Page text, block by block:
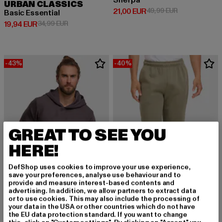
URBAN CLASSICS
Basic Essential
19,94 EUR
Derzeitiger Preis: 19,94 EUR
34,99 EURAktionspreis: 34,99 EUR
21,00 EUR
Derzeitiger Preis: 21,00 EUR
49,99 EURAktionspreis:
-43%
URBAN CLASSICS
-40%
URBAN CLASSICS
GREAT TO SEE YOU
HERE!
DefShop uses cookies to improve your use experience,
save your preferences, analyse use behaviour and to
provide and measure interest-based contents and
advertising. In addition, we allow partners to extract data
or to use cookies. This may also include the processing of
your data in the USA or other countries which do not have
the EU data protection standard. If you want to change